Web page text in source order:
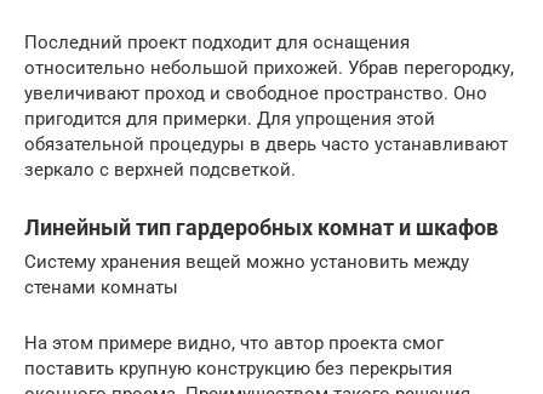
Последний проект подходит для оснащения
относительно небольшой прихожей. Убрав перегородку,
увеличивают проход и свободное пространство. Оно
пригодится для примерки. Для упрощения этой
обязательной процедуры в дверь часто устанавливают
зеркало с верхней подсветкой.
Линейный тип гардеробных комнат и шкафов
Систему хранения вещей можно установить между
стенами комнаты
На этом примере видно, что автор проекта смог
поставить крупную конструкцию без перекрытия